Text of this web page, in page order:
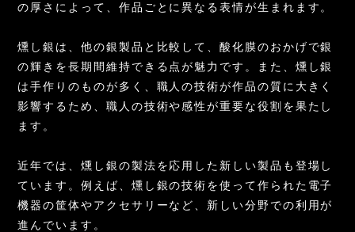
の厚さによって、作品ごとに異なる表情が生まれます。
燻し銀は、他の銀製品と比較して、酸化膜のおかげで銀
の輝きを長期間維持できる点が魅力です。また、燻し銀
は手作りのものが多く、職人の技術が作品の質に大きく
影響するため、職人の技術や感性が重要な役割を果たし
ます。
近年では、燻し銀の製法を応用した新しい製品も登場し
ています。例えば、燻し銀の技術を使って作られた電子
機器の筐体やアクセサリーなど、新しい分野での利用が
進んでいます。